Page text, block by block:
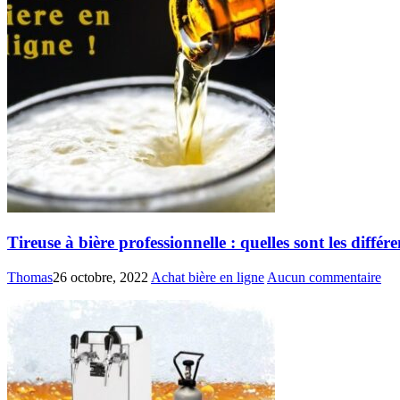
Tireuse à bière professionnelle : quelles sont les
Thomas26 octobre, 2022 Achat bière en ligne Aucun commentaire